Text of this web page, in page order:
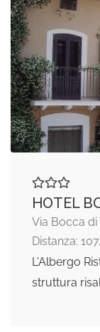
HOTEL
Via Bocca di
Distanza:
L'Albergo
struttura